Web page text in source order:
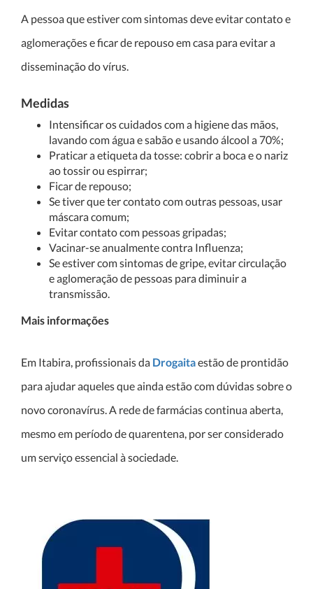
A pessoa que estiver com sintomas deve evitar contato e
aglomerações e ficar de repouso em casa para evitar a
disseminação do vírus.
Medidas
Intensificar os cuidados com a higiene das mãos,
lavando com água e sabão e usando álcool a 70%;
Praticar a etiqueta da tosse: cobrir a boca e o nariz
ao tossir ou espirrar;
Ficar de repouso;
Se tiver que ter contato com outras pessoas, usar
máscara comum;
Evitar contato com pessoas gripadas;
Vacinar-se anualmente contra Influenza;
Se estiver com sintomas de gripe, evitar circulação
e aglomeração de pessoas para diminuir a
transmissão.
Mais informações
Em Itabira, profissionais da Drogaitaestão de prontidão
para ajudar aqueles que ainda estão com dúvidas sobre o
novo coronavírus. A rede de farmácias continua aberta,
mesmo em período de quarentena, por ser considerado
um serviço essencial à sociedade.